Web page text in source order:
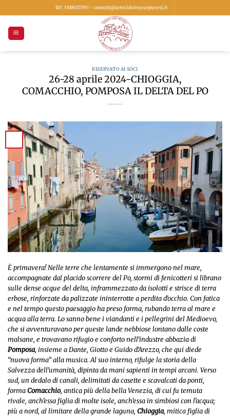
ai
contenuti
Tel: 3388017391 - contatti@amicideimuseipavesi.it
RISERVATO AI SOCI
26-28 aprile 2024-CHIOGGIA,
COMACCHIO, POMPOSA IL DELTA DEL PO
È primavera! Nelle terre che lentamente si immergono nel mare,
accompagnate dal placido scorrere del Po, stormi di fenicotteri si librano
sulle dense acque del delta, inframmezzato da isolotti e strisce di terra
erbose, rinforzate da palizzate ininterrotte a perdita d’occhio. Con fatica
e nel tempo questo paesaggio ha preso forma, rubando terra al mare e
acqua alla terra. Lo sanno bene i viandanti e i pellegrini del Medioevo,
che si avventuravano per queste lande nebbiose lontano dalle coste
malsane, e trovavano rifugio e conforto nell’industre abbazia di
Pomposa, insieme a Dante, Giotto e Guido d’Arezzo, che qui diede
“nuova forma” alla musica. Al suo interno, rifulge la storia della
Salvezza dell’umanità, dipinta da mani sapienti in tempi arcani. Verso
sud, un dedalo di canali, delimitati da casette e scavalcati da ponti,
formaComacchio, antica più della bella Venezia, di cui fu temuta
rivale, anch’essa figlia di molte isole, anch’essa in simbiosi con l’acqua;
più a nord, al limitare della grande laguna, Chioggia, mitica figlia di